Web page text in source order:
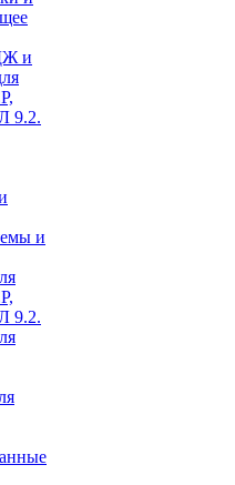
и
9.2.
и
9.2.